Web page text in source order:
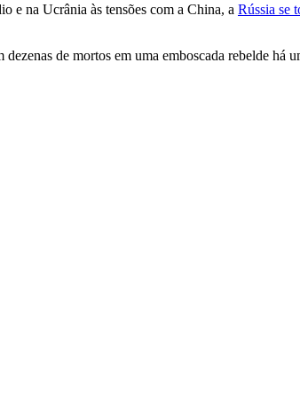
e na Ucrânia às tensões com a China, a Rússia se
dezenas de mortos em uma emboscada rebelde há